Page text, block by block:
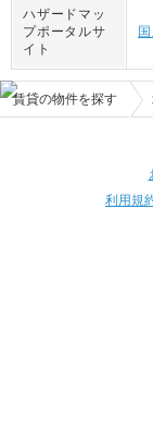
ハザードマッ
プポータルサ
イト
賃貸の物件を探す
利用規